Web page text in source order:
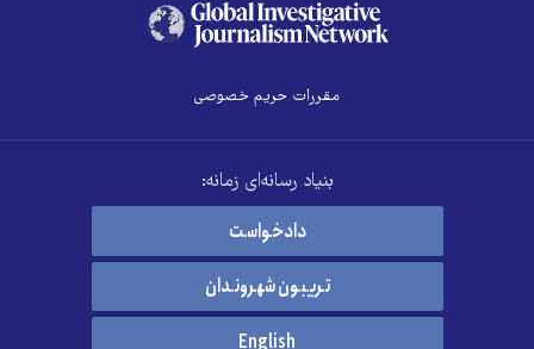
مقررات حریم خصوصی
بنیاد رسانه‌ای زمانه:
دادخواست
تریبون شهروندان
English